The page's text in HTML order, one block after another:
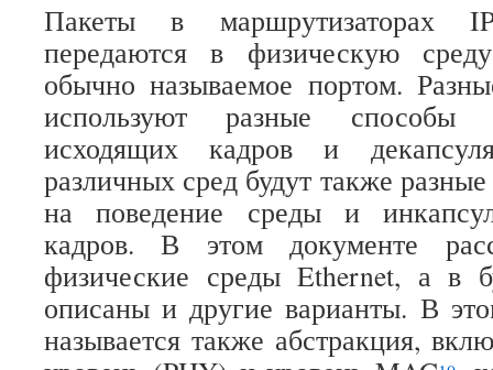
Пакеты в маршрутизаторах
передаются в физическую
обычно называемое портом.
используют разные способы
исходящих кадров и
различных сред будут также
на поведение среды и
кадров. В этом документе
физические среды Ethernet, а в
описаны и другие варианты. В
называется также абстракция,